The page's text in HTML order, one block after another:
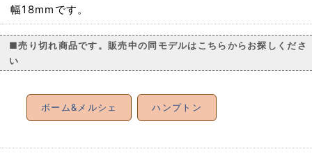
幅18mmです。
■売り切れ商品です。販売中の同モデルはこちらからお探しくださ
い
ボーム&メルシェ ハンプトン